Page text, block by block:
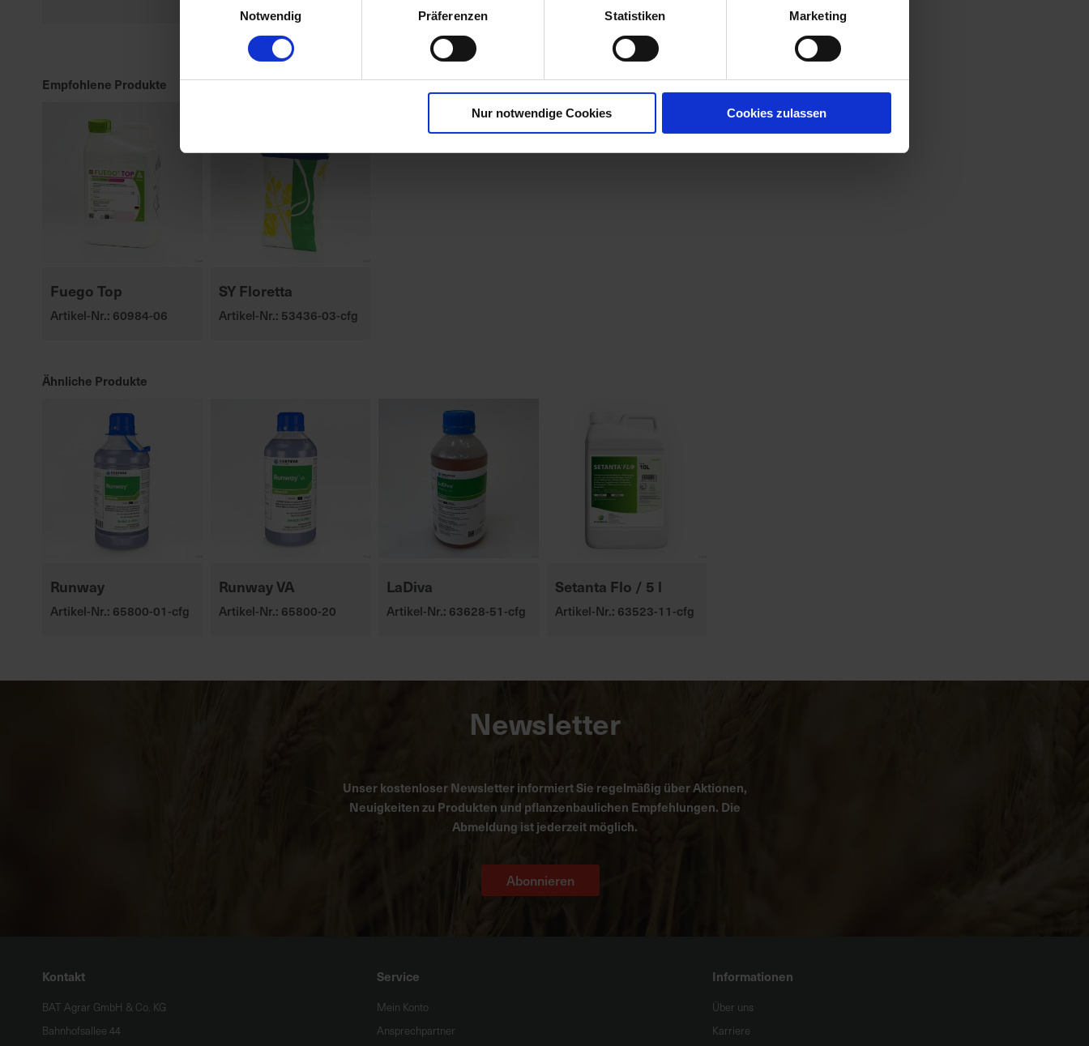
Notwendig
Präferenzen Statistiken Marketing
Nur notwendige Cookies Cookies zulassen
Empfohlene Produkte
Fuego Top
Artikel-Nr.: 60984-06
SY Floretta
Artikel-Nr.: 53436-03-cfg
Ähnliche Produkte
Runway
Artikel-Nr.: 65800-01-cfg
Runway VA
Artikel-Nr.: 65800-20
LaDiva
Artikel-Nr.: 63628-51-cfg
Setanta Flo / 5 l
Artikel-Nr.: 63523-11-cfg
Newsletter
Unser kostenloser Newsletter informiert Sie regelmäßig über Aktionen,
Neuigkeiten zu Produkten und pflanzenbaulichen Empfehlungen. Die
Abmeldung ist jederzeit möglich.
Abonnieren
Kontakt
BAT Agrar GmbH & Co. KG
Bahnhofsallee 44
Service
Mein Konto
Ansprechpartner
Informationen
Über uns
Karriere